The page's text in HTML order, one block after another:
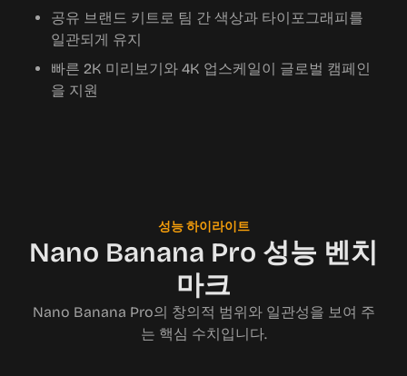
공유 브랜드 키트로 팀 간 색상과 타이포그래피를
일관되게 유지
빠른 2K 미리보기와 4K 업스케일이 글로벌 캠페인
을 지원
성능 하이라이트
Nano Banana Pro 성능 벤치
마크
Nano Banana Pro의 창의적 범위와 일관성을 보여 주
는 핵심 수치입니다.